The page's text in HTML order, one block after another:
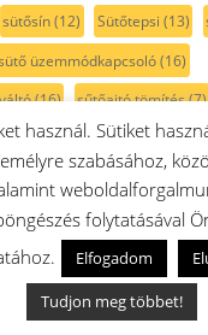
sütősín(12) Sütőtepsi (13)
üzemmódkapcsoló(16)
(16) sűtőajtó tömítés(7)
takaró (3) takarólemez(2)
(2) tartály (82) tartó (16)
teafőző(1) tejcső(5)
(2) tekercsfedél
(12) teljesítmény
használ. Sütiket
szabásához,
folytatásával
Elfogadom
Tudjon meg többet!